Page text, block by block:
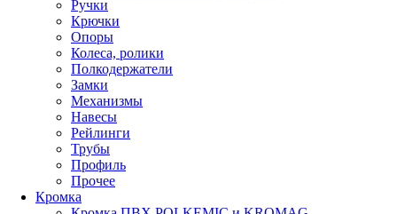
Ручки
Крючки
Опоры
Колеса, ролики
Полкодержатели
Замки
Механизмы
Навесы
Рейлинги
Трубы
Профиль
Прочее
Кромка